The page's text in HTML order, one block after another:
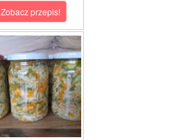
Zobacz przepis!